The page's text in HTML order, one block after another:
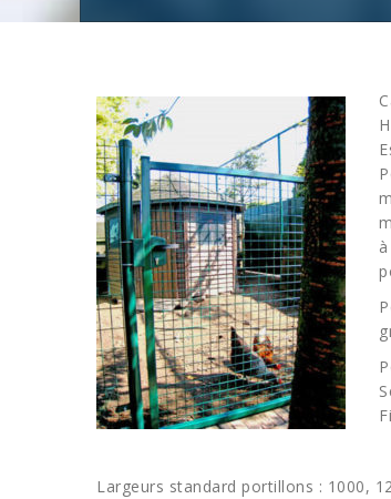
Largeurs standard portillons : 1000,